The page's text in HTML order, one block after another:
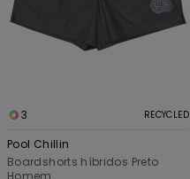
3 RECYCLED
Pool Chillin
Boardshorts híbridos Preto
Homem